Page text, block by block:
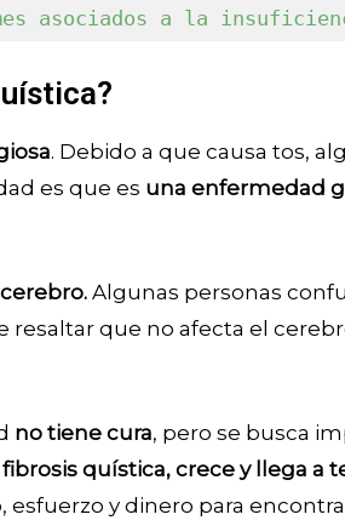
asociados a la
. Debido a que causa tos,
es que es una enfermedad
Algunas personas
resaltar que no afecta el
no tiene cura, pero se busca
quística, crece y llega a
y dinero para